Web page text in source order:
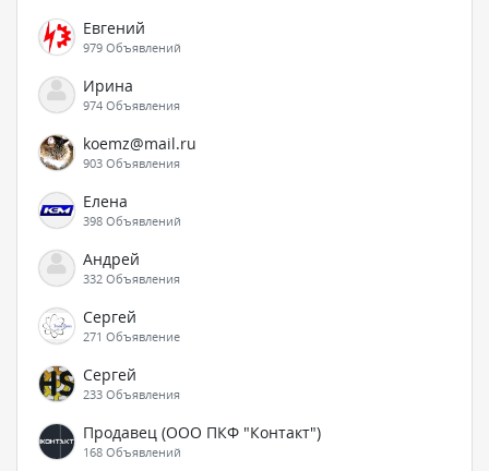
Евгений
979 Объявлений
Ирина
974 Объявления
koemz@mail.ru
903 Объявления
Елена
398 Объявлений
Андрей
332 Объявления
Сергей
271 Объявление
Сергей
233 Объявления
Продавец (ООО ПКФ "Контакт")
168 Объявлений